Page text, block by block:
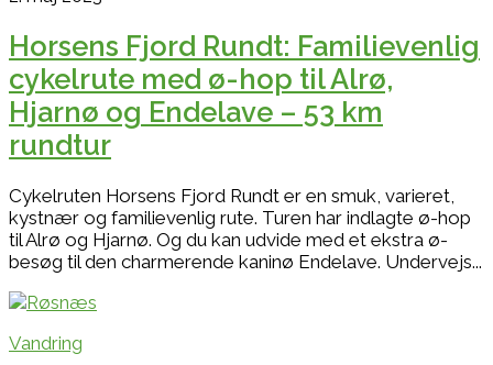
Horsens Fjord Rundt: Familievenlig
cykelrute med ø-hop til Alrø,
Hjarnø og Endelave – 53 km
rundtur
Cykelruten Horsens Fjord Rundt er en smuk, varieret,
kystnær og familievenlig rute. Turen har indlagte ø-hop
til Alrø og Hjarnø. Og du kan udvide med et ekstra ø-
besøg til den charmerende kaninø Endelave. Undervejs...
Vandring